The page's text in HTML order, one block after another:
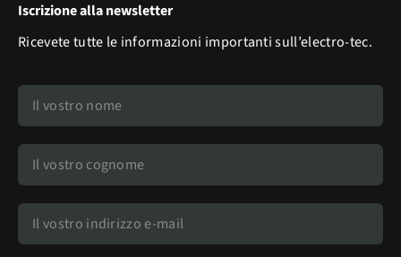
Iscrizione alla newsletter
Ricevete tutte le informazioni importanti sull’electro-tec.